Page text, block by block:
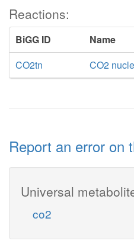
Reactions:
BiGG ID
Name
CO2tn
CO2
Report an error on
Universal
co2